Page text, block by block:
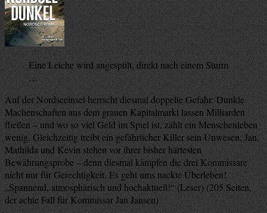
Eine Leiche wird angespült, direkt nach einem Sturm
…
Auf der Nordseeinsel herrscht diesmal doppelte Gefahr: Dunkle
Machenschaften aus dem grauen Kapitalmarkt lassen Milliarden
fließen – und wo so viel Geld im Spiel ist, zählt ein Menschenleben
wenig. Gleichzeitig treibt ein gefährlicher Killer sein Unwesen. Jan,
Mathilda und Kevin stehen vor ihrer bisher härtesten
Bewährungsprobe – denn diesmal kämpfen die drei Kommissare
nicht nur für Gerechtigkeit. Es geht ums nackte Überleben!
„Spannend, atmosphärisch und hochaktuell!“ (Leser) (205 Seiten,
der achte Fall für Kommissar Jan Jansen)